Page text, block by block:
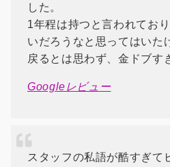
した。
1年程は持つと言われてお
いだろうなと思ってはいた
戻るとは思わず、金ドブす
Googleレビュー
スタッフの私語が酷すぎて